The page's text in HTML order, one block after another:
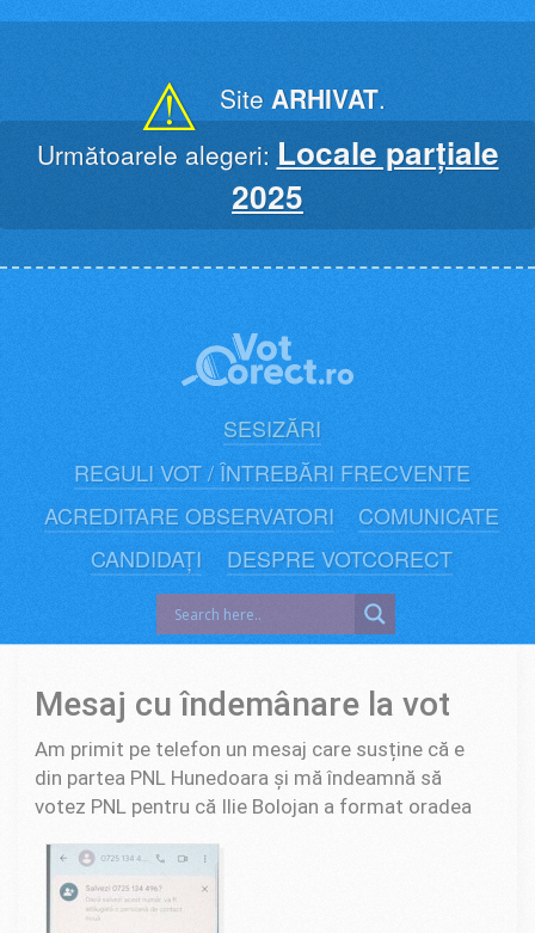
⚠ Site ARHIVAT.
Următoarele alegeri: Locale parțiale
2025
SESIZĂRI
REGULI VOT / ÎNTREBĂRI FRECVENTE
ACREDITARE OBSERVATORI
COMUNICATE
CANDIDAȚI
DESPRE VOTCORECT
Mesaj cu îndemânare la vot
Am primit pe telefon un mesaj care susține că e
din partea PNL Hunedoara și mă îndeamnă să
votez PNL pentru că Ilie Bolojan a format oradea